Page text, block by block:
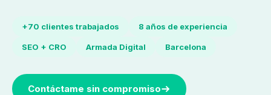
+70 clientes trabajados 8 años de experiencia
SEO + CRO Armada Digital Barcelona
Contáctame sin compromiso